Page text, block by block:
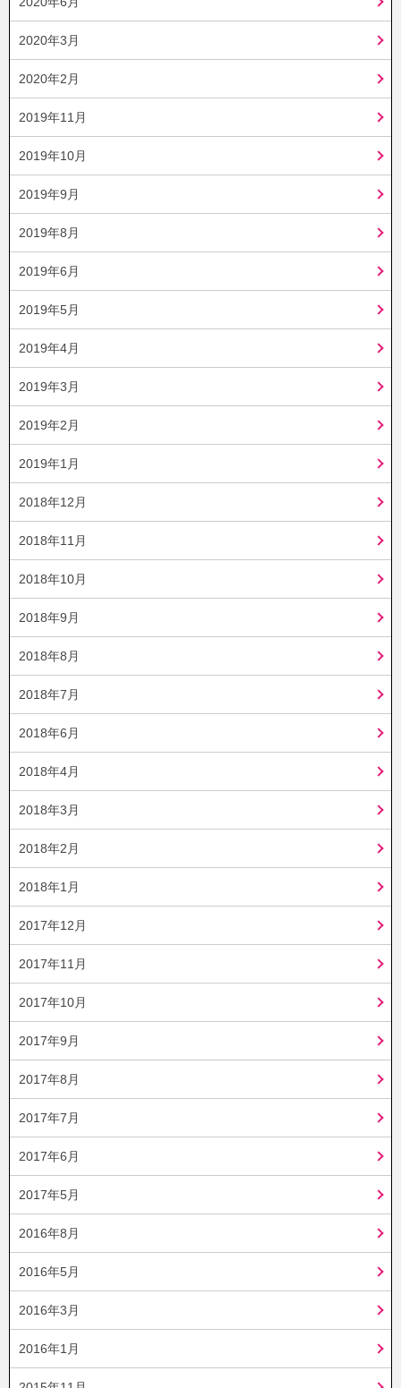
2020年3月
2020年2月
2019年11月
2019年10月
2019年9月
2019年8月
2019年6月
2019年5月
2019年4月
2019年3月
2019年2月
2019年1月
2018年12月
2018年11月
2018年10月
2018年9月
2018年8月
2018年7月
2018年6月
2018年4月
2018年3月
2018年2月
2018年1月
2017年12月
2017年11月
2017年10月
2017年9月
2017年8月
2017年7月
2017年6月
2017年5月
2016年8月
2016年5月
2016年3月
2016年1月